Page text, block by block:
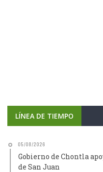
LÍNEA DE TIEMPO
05/08/2026
Gobierno de Chontla
de San Juan